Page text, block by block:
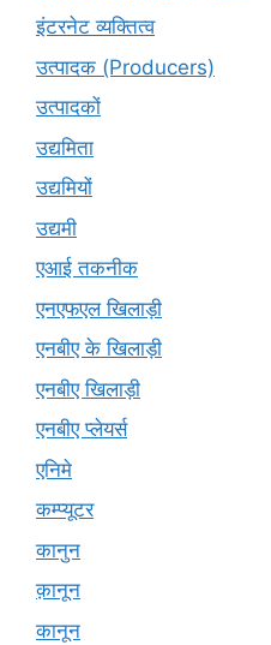
इंटरनेट व्यक्तित्व
उत्पादक (Producers)
उत्पादकों
उद्यमिता
उद्यमियों
उद्यमी
एआई तकनीक
एनएफएल खिलाड़ी
एनबीए के खिलाड़ी
एनबीए खिलाड़ी
एनबीए प्लेयर्स
एनिमे
कम्प्यूटर
कानुन
क़ानून
कानून